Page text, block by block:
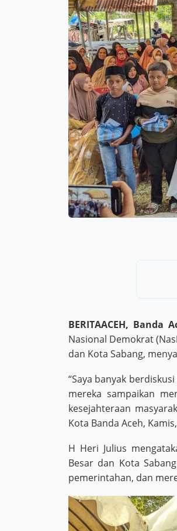
BERITAACEH, Banda
Nasional Demokrat
dan Kota Sabang,
“Saya banyak
mereka sampaikan
kesejahteraan
Kota Banda Aceh,
H Heri Julius
Besar dan Kota
pemerintahan, dan